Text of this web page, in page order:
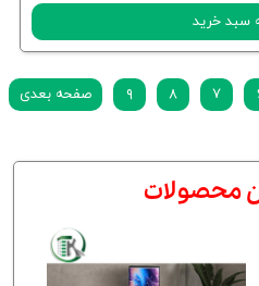
سبد خرید
۷ ۸ ۹ صفحه بعدی
محصولات